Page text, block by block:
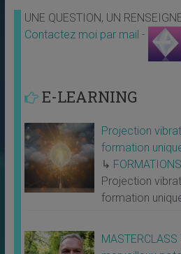
UNE QUESTION, UN
Contactez moi par mail -
E-LEARNING
Projection
formation
↳
Projection
formation